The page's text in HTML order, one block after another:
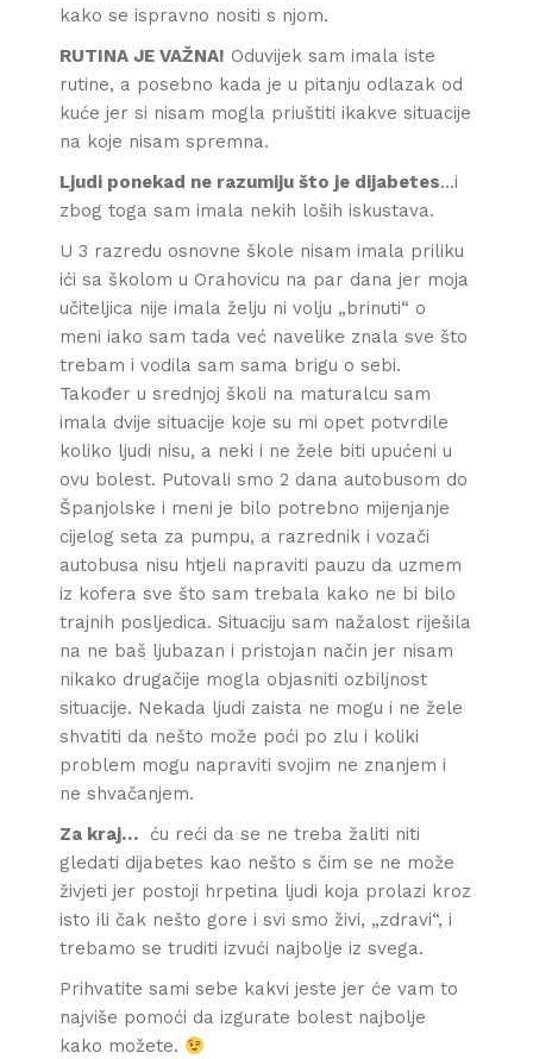
kako se ispravno nositi s njom.
RUTINA JE VAŽNA! Oduvijek sam imala iste
rutine, a posebno kada je u pitanju odlazak od
kuće jer si nisam mogla priuštiti ikakve situacije
na koje nisam spremna.
Ljudi ponekad ne razumiju što je dijabetes…i
zbog toga sam imala nekih loših iskustava.
U 3 razredu osnovne škole nisam imala priliku
ići sa školom u Orahovicu na par dana jer moja
učiteljica nije imala želju ni volju „brinuti“ o
meni iako sam tada već navelike znala sve što
trebam i vodila sam sama brigu o sebi.
Također u srednjoj školi na maturalcu sam
imala dvije situacije koje su mi opet potvrdile
koliko ljudi nisu, a neki i ne žele biti upućeni u
ovu bolest. Putovali smo 2 dana autobusom do
Španjolske i meni je bilo potrebno mijenjanje
cijelog seta za pumpu, a razrednik i vozači
autobusa nisu htjeli napraviti pauzu da uzmem
iz kofera sve što sam trebala kako ne bi bilo
trajnih posljedica. Situaciju sam nažalost riješila
na ne baš ljubazan i pristojan način jer nisam
nikako drugačije mogla objasniti ozbiljnost
situacije. Nekada ljudi zaista ne mogu i ne žele
shvatiti da nešto može poći po zlu i koliki
problem mogu napraviti svojim ne znanjem i
ne shvačanjem.
Za kraj… ću reći da se ne treba žaliti niti
gledati dijabetes kao nešto s čim se ne može
živjeti jer postoji hrpetina ljudi koja prolazi kroz
isto ili čak nešto gore i svi smo živi, „zdravi“, i
trebamo se truditi izvući najbolje iz svega.
Prihvatite sami sebe kakvi jeste jer će vam to
najviše pomoći da izgurate bolest najbolje
kako možete.